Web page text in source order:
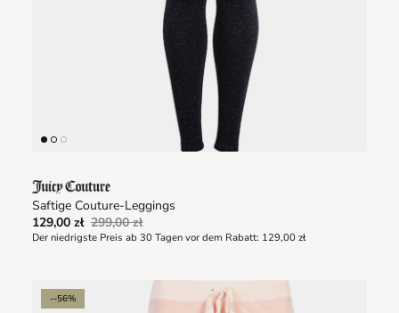
Saftige Couture-Leggings
129,00 zł 299,00 zł
Der niedrigste Preis ab 30 Tagen vor dem Rabatt: 129,00 zł
--56%